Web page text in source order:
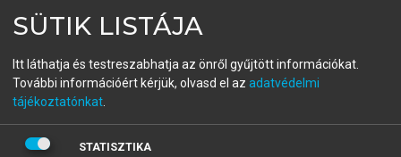
fiókoddal,vagy hozz létre új fiókot.
A regisztráció után apróbaidőszakautomatikusan
BELÉPÉS SAJÁT FIÓKKAL
SÜTIK LISTÁJA
Itt láthatja és testreszabhatja az önről gyűjtött információkat.
További információért kérjük, olvasd el az adatvédelmi
tájékoztatónkat
STATISZTIKA